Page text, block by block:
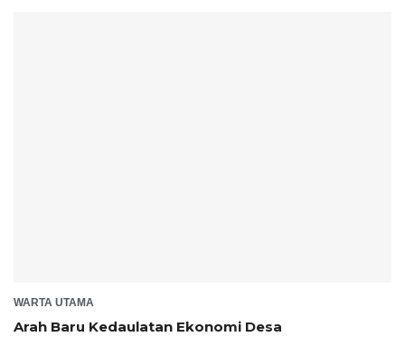
WARTA UTAMA
Arah Baru Kedaulatan Ekonomi Desa